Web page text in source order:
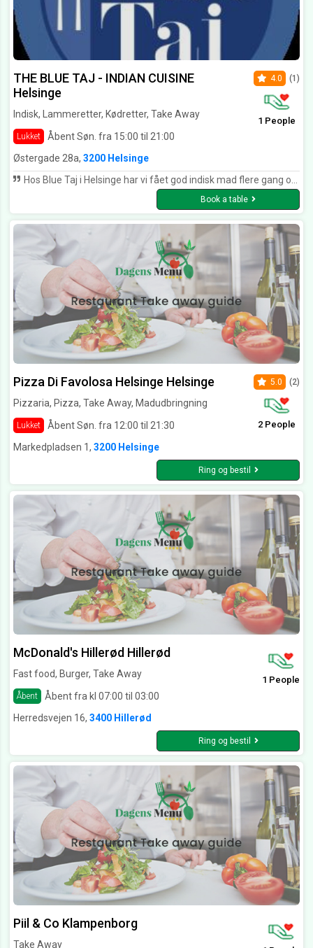
THE BLUE TAJ - INDIAN CUISINE
Helsinge
Indisk, Lammeretter, Kødretter, Take Away
Lukket Åbent Søn. fra 15:00 til 21:00
4.0 (1)
1 People
Østergade 28a, 3200 Helsinge
Hos Blue Taj i Helsinge har vi fået god indisk mad flere gang og vi synes det er dejlig mad til pengene.
Book a table
Pizza Di Favolosa Helsinge Helsinge
Pizzaria, Pizza, Take Away, Madudbringning
Lukket Åbent Søn. fra 12:00 til 21:30
5.0 (2)
2 People
Markedpladsen 1, 3200 Helsinge
Ring og bestil
McDonald's Hillerød Hillerød
Fast food, Burger, Take Away
Åbent Åbent fra kl 07:00 til 03:00
1 People
Herredsvejen 16, 3400 Hillerød
Ring og bestil
Piil & Co Klampenborg
Take Away